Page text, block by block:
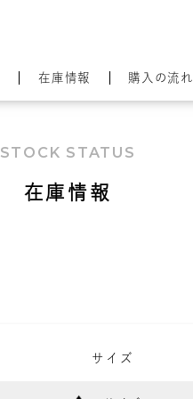
在庫情報 購入の流れ
STOCK STATUS
在庫情報
サイズ